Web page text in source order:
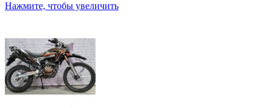
Нажмите, чтобы увеличить